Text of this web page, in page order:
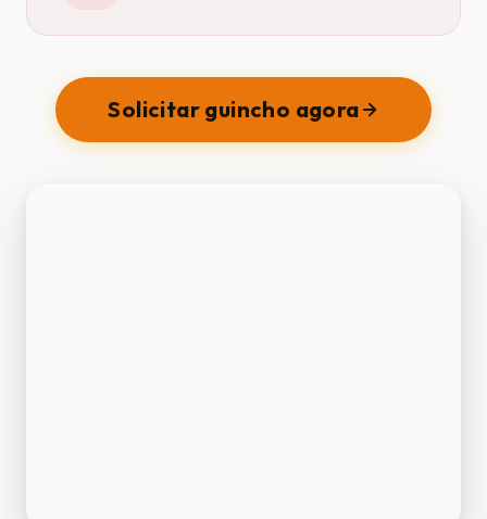
Solicitar guincho agora